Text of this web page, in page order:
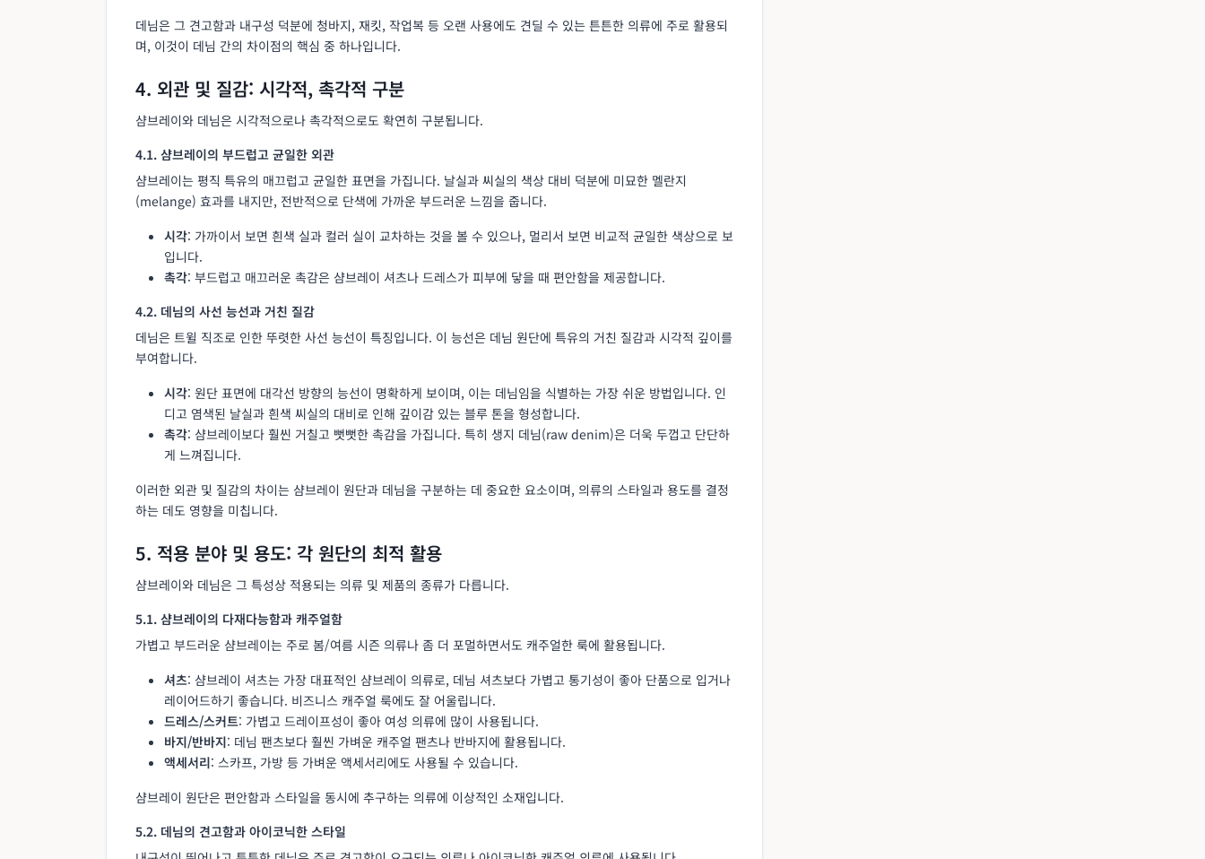
데님은 그 견고함과 내구성 덕분에 청바지, 재킷, 작업복 등 오랜 사용에도 견딜 수 있는 튼튼한 의류에 주로 활용되
며, 이것이 데님 간의 차이점의 핵심 중 하나입니다.
4. 외관 및 질감: 시각적, 촉각적 구분
샴브레이와 데님은 시각적으로나 촉각적으로도 확연히 구분됩니다.
4.1. 샴브레이의 부드럽고 균일한 외관
샴브레이는 평직 특유의 매끄럽고 균일한 표면을 가집니다. 날실과 씨실의 색상 대비 덕분에 미묘한 멜란지
(melange) 효과를 내지만, 전반적으로 단색에 가까운 부드러운 느낌을 줍니다.
시각: 가까이서 보면 흰색 실과 컬러 실이 교차하는 것을 볼 수 있으나, 멀리서 보면 비교적 균일한 색상으로 보
입니다.
촉각: 부드럽고 매끄러운 촉감은 샴브레이 셔츠나 드레스가 피부에 닿을 때 편안함을 제공합니다.
4.2. 데님의 사선 능선과 거친 질감
데님은 트윌 직조로 인한 뚜렷한 사선 능선이 특징입니다. 이 능선은 데님 원단에 특유의 거친 질감과 시각적 깊이를
부여합니다.
시각: 원단 표면에 대각선 방향의 능선이 명확하게 보이며, 이는 데님임을 식별하는 가장 쉬운 방법입니다. 인
디고 염색된 날실과 흰색 씨실의 대비로 인해 깊이감 있는 블루 톤을 형성합니다.
촉각: 샴브레이보다 훨씬 거칠고 뻣뻣한 촉감을 가집니다. 특히 생지 데님(raw denim)은 더욱 두껍고 단단하
게 느껴집니다.
이러한 외관 및 질감의 차이는 샴브레이 원단과 데님을 구분하는 데 중요한 요소이며, 의류의 스타일과 용도를 결정
하는 데도 영향을 미칩니다.
5. 적용 분야 및 용도: 각 원단의 최적 활용
샴브레이와 데님은 그 특성상 적용되는 의류 및 제품의 종류가 다릅니다.
5.1. 샴브레이의 다재다능함과 캐주얼함
가볍고 부드러운 샴브레이는 주로 봄/여름 시즌 의류나 좀 더 포멀하면서도 캐주얼한 룩에 활용됩니다.
셔츠: 샴브레이 셔츠는 가장 대표적인 샴브레이 의류로, 데님 셔츠보다 가볍고 통기성이 좋아 단품으로 입거나
레이어드하기 좋습니다. 비즈니스 캐주얼 룩에도 잘 어울립니다.
드레스/스커트: 가볍고 드레이프성이 좋아 여성 의류에 많이 사용됩니다.
바지/반바지: 데님 팬츠보다 훨씬 가벼운 캐주얼 팬츠나 반바지에 활용됩니다.
액세서리: 스카프, 가방 등 가벼운 액세서리에도 사용될 수 있습니다.
샴브레이 원단은 편안함과 스타일을 동시에 추구하는 의류에 이상적인 소재입니다.
5.2. 데님의 견고함과 아이코닉한 스타일